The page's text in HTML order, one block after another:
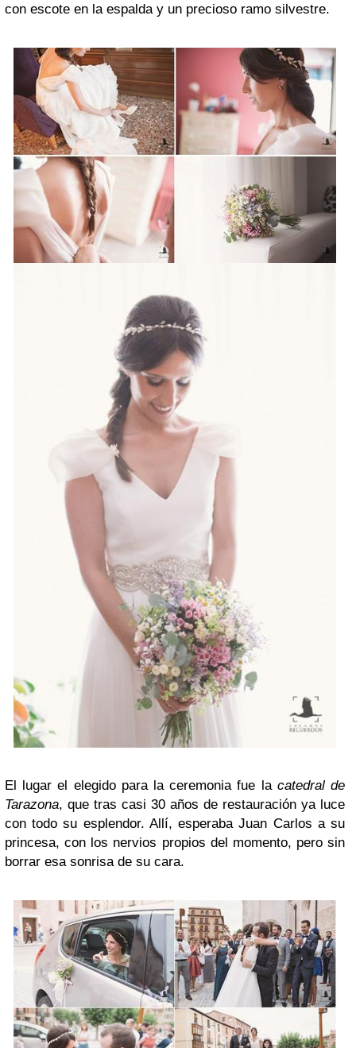
con escote en la espalda y un precioso ramo silvestre.
El lugar el elegido para la ceremonia fue la catedral de
Tarazona, que tras casi 30 años de restauración ya luce
con todo su esplendor. Allí, esperaba Juan Carlos a su
princesa, con los nervios propios del momento, pero sin
borrar esa sonrisa de su cara.